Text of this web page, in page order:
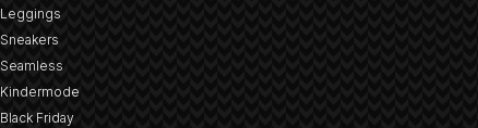
Leggings
Sneakers
Seamless
Kindermode
Black Friday